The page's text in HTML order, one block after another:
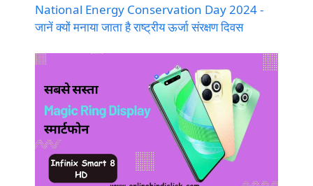
National Energy Conservation Day 2024 -
जानें क्यों मनाया जाता है राष्ट्रीय ऊर्जा संरक्षण दिवस